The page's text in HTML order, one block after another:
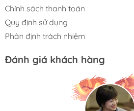
Điều khiển từ xa thông minh
Hỗ trợ điều khiển bằng giọng
Assistant và Alexa
Máy lọc không
Core 400S sở
Chính sách thanh toán
Quy định sử dụng
Phân định trách nhiệm
Đánh giá khách hàng